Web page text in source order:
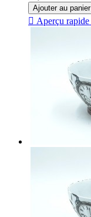
Ajouter au panier
 Aperçu rapide